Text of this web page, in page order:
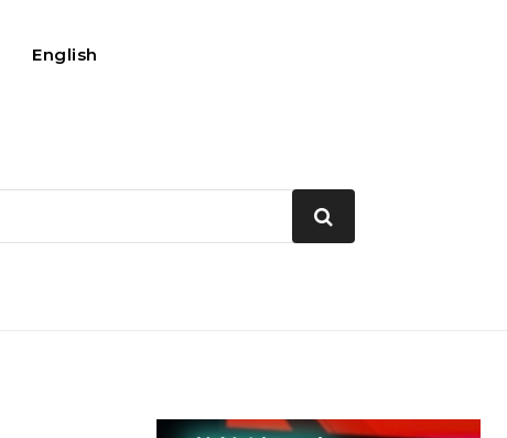
English